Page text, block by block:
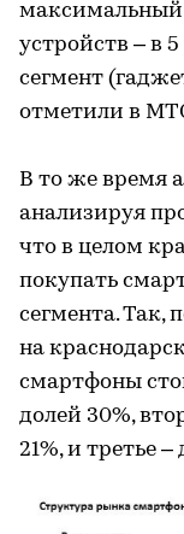
устройств – в
сегмент
отметили в
В то же время
анализируя
что в целом
покупать
сегмента. Так,
на
смартфоны
долей 30%,
21%, и третье –